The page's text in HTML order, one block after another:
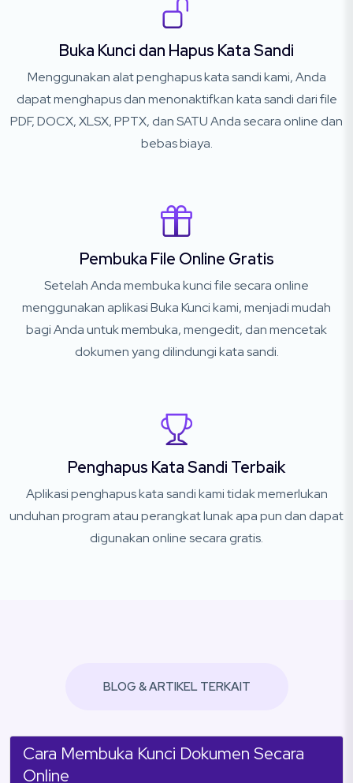
Buka Kunci dan Hapus Kata Sandi
Menggunakan alat penghapus kata sandi kami, Anda
dapat menghapus dan menonaktifkan kata sandi dari file
PDF, DOCX, XLSX, PPTX, dan SATU Anda secara online dan
bebas biaya.
Pembuka File Online Gratis
Setelah Anda membuka kunci file secara online
menggunakan aplikasi Buka Kunci kami, menjadi mudah
bagi Anda untuk membuka, mengedit, dan mencetak
dokumen yang dilindungi kata sandi.
Penghapus Kata Sandi Terbaik
Aplikasi penghapus kata sandi kami tidak memerlukan
unduhan program atau perangkat lunak apa pun dan dapat
digunakan online secara gratis.
BLOG & ARTIKEL TERKAIT
Cara Membuka Kunci Dokumen Secara
Online